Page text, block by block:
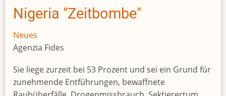
Nigeria "Zeitbombe"
Neues
Agenzia Fides
Sie liege zurzeit bei 53 Prozent und sei ein Grund für
zunehmende Entführungen, bewaffnete